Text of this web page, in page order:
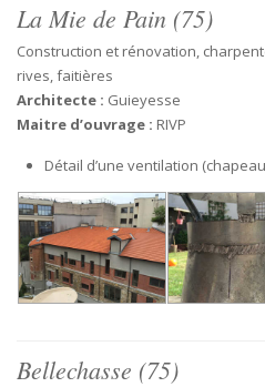
La Mie de Pain (75)
Construction et rénovation,
rives, faitières
Architecte : Guieyesse
Maitre d’ouvrage : RIVP
Détail d’une ventilation
Bellechasse (75)